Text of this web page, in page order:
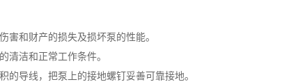
和财产的损失及损坏泵的性能。
清洁和正常工作条件。
导线，把泵上的接地螺钉妥善可靠接地。